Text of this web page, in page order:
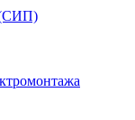
(СИП)